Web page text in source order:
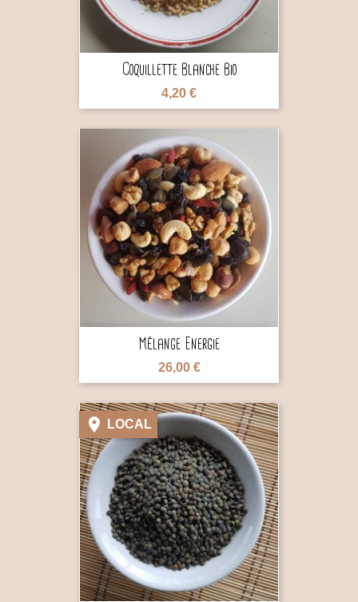
Coquillette Blanche Bio
4,20 €

Mélange Energie
26,00 €

 LOCAL